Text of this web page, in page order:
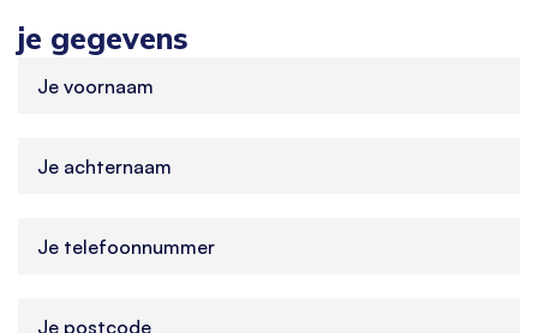
je gegevens